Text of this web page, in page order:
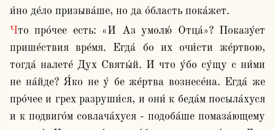
и́но де́ло призыва́ше, но да о́бласть пока́жет.
Что про́чее есть: «И Аз умолю́ Отца́»? Показу́ет
прише́ствия вре́мя. Егда́ бо их очи́сти же́ртвою,
тогда́ налете́ Дух Святы́й. И что у́бо су́щу с ни́ми
не на́йде? Я́ко не у́ бе же́ртва вознесе́на. Егда́ же
про́чее и грех разруши́ся, и они́ к беда́м посыла́хуся
и к подвиго́м совлача́хуся - подоба́ше помаза́ющему